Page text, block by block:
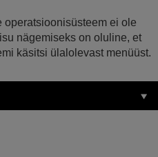
operatsioonisüsteem ei ole
nägemiseks on oluline, et
käsitsi ülalolevast menüüst.